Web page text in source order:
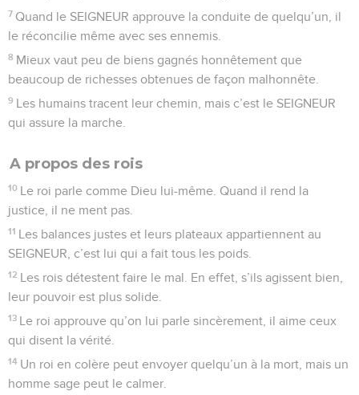
7 Quand le SEIGNEUR approuve la conduite de quelqu’un, il
le réconcilie même avec ses ennemis.
8 Mieux vaut peu de biens gagnés honnêtement que
beaucoup de richesses obtenues de façon malhonnête.
9 Les humains tracent leur chemin, mais c’est le SEIGNEUR
qui assure la marche.
A propos des rois
10 Le roi parle comme Dieu lui-même. Quand il rend la
justice, il ne ment pas.
11 Les balances justes et leurs plateaux appartiennent au
SEIGNEUR, c’est lui qui a fait tous les poids.
12 Les rois détestent faire le mal. En effet, s’ils agissent bien,
leur pouvoir est plus solide.
13 Le roi approuve qu’on lui parle sincèrement, il aime ceux
qui disent la vérité.
14 Un roi en colère peut envoyer quelqu’un à la mort, mais un
homme sage peut le calmer.